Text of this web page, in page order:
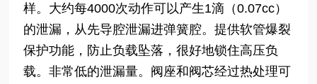
样。大约每4000次动作可以产生1滴（0.07cc）
的泄漏，从先导腔泄漏进弹簧腔。提供软管爆裂
保护功能，防止负载坠落，很好地锁住高压负
载。非常低的泄漏量。阀座和阀芯经过热处理可